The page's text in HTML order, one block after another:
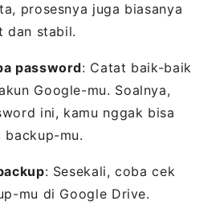
prosesnya juga biasanya
dan stabil.
password: Catat baik-baik
Google-mu. Soalnya,
ini, kamu nggak bisa
backup-mu.
: Sesekali, coba cek
mu di Google Drive.